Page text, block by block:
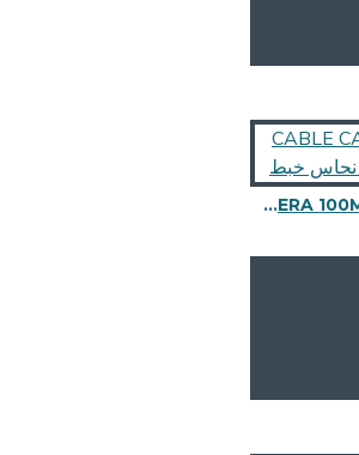
CABLE CAMERA 100M CARBON RG59 نحاس خبط